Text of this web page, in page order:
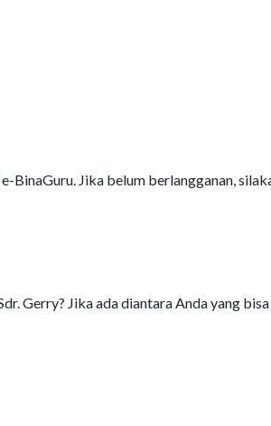
BinaGuru. Jika belum berlangganan,
Gerry? Jika ada diantara Anda yang bisa